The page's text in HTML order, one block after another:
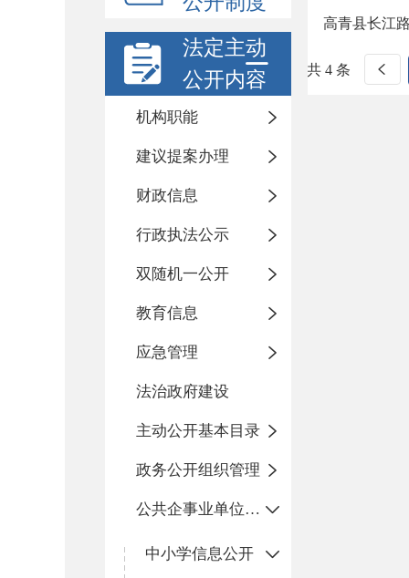
法定主动
公开内容
机构职能
建议提案办理
财政信息
行政执法公示
双随机一公开
教育信息
应急管理
法治政府建设
主动公开基本目录
政务公开组织管理
公共企事业单位信息公开
中小学信息公开
高青县长江
共 4 条